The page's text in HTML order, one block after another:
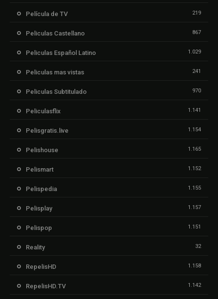
Película de TV 219
Peliculas Castellano 867
Peliculas Español Latino 1.029
Peliculas mas vistas 241
Peliculas Subtitulado 970
Peliculasflix 1.141
Pelisgratis.live 1.154
Pelishouse 1.165
Pelismart 1.152
Pelispedia 1.155
Pelisplay 1.157
Pelispop 1.151
Reality 32
RepelisHD 1.158
RepelisHD.TV 1.142